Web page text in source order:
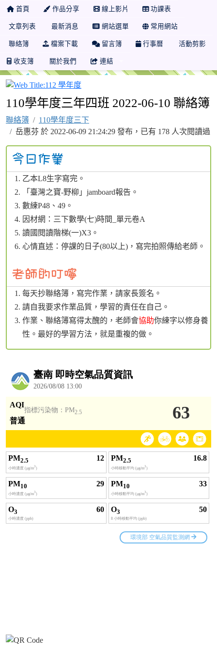
首頁 作品分享 線上影片 功課表
文章列表 最新消息 網站選單 常用網站
聯絡簿 檔案下載 留言簿 行事曆 活動剪影
收支簿 關於我們 連結
112 學年度
110學年度三年四班 2022-06-10 聯絡簿
聯絡簿
110學年度三下
岳惠芬 於 2022-06-09 21:24:29 發布，已有 178 人次閱讀過
乙本L8生字寫完。
「臺灣之寶-野柳」jamboard報告。
數練P48、49。
因材網：三下數學(七)時間_單元卷A
讀國閱讀階梯(一)X3。
心情直述：停課的日子(80以上)，寫完拍照傳給老師。
每天抄聯絡簿，寫完作業，請家長簽名。
請自我要求作業品質，學習的責任在自己。
作業、聯絡簿寫得太醜的，老師會協助你練字以修身養
性。最好的學習方法，就是重複的做。